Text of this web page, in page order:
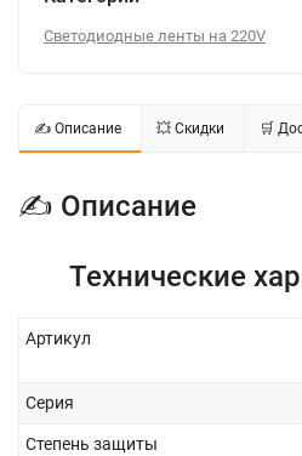
Светодиодные ленты на 220V
✍ Описание 💥 Скидки 🛒
✍ Описание
Технические
Артикул
Серия
Степень защиты